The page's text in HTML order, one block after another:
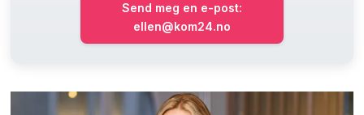
Send meg en e-post:
ellen@kom24.no